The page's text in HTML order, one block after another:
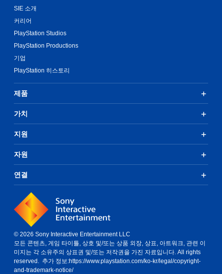
SIE 소개
커리어
PlayStation Studios
PlayStation Productions
기업
PlayStation 히스토리
제품
가치
지원
자원
연결
© 2026 Sony Interactive Entertainment LLC
모든 콘텐츠, 게임 타이틀, 상호 및/또는 상품 외장, 상표, 아트워크, 관련 이
미지는 각 소유주의 상표권 및/또는 저작권을 가진 자료입니다. All rights
reserved. 추가 정보:https://www.playstation.com/ko-kr/legal/copyright-
and-trademark-notice/